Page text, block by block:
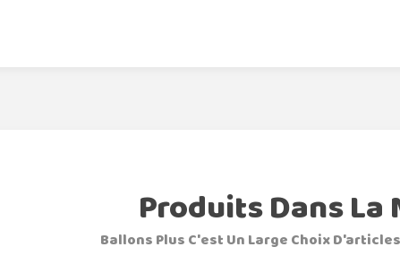
Produits Dans
Ballons Plus C'est Un Large Choix